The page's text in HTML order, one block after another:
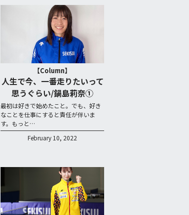
【Column】
人生で今、一番走りたいって
思うぐらい/鍋島莉奈①
最初は好きで始めたこと。でも、好き
なことを仕事にすると責任が伴いま
す。もっと…
February 10, 2022